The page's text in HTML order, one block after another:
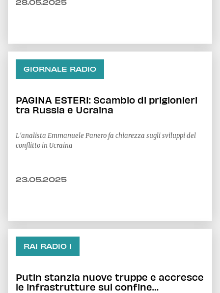
28.05.2025
GIORNALE RADIO
PAGINA ESTERI: Scambio di prigionieri
tra Russia e Ucraina
L'analista Emmanuele Panero fa chiarezza sugli sviluppi del
conflitto in Ucraina
23.05.2025
RAI RADIO 1
Putin stanzia nuove truppe e accresce
le infrastrutture sul confine